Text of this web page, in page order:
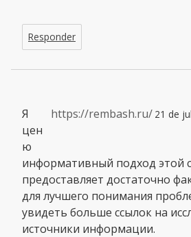
Responder
https://rembash.ru/ 21 de
Я
цен
ю
информативный подход этой
предоставляет достаточно
для лучшего понимания
увидеть больше ссылок на
источники информации.